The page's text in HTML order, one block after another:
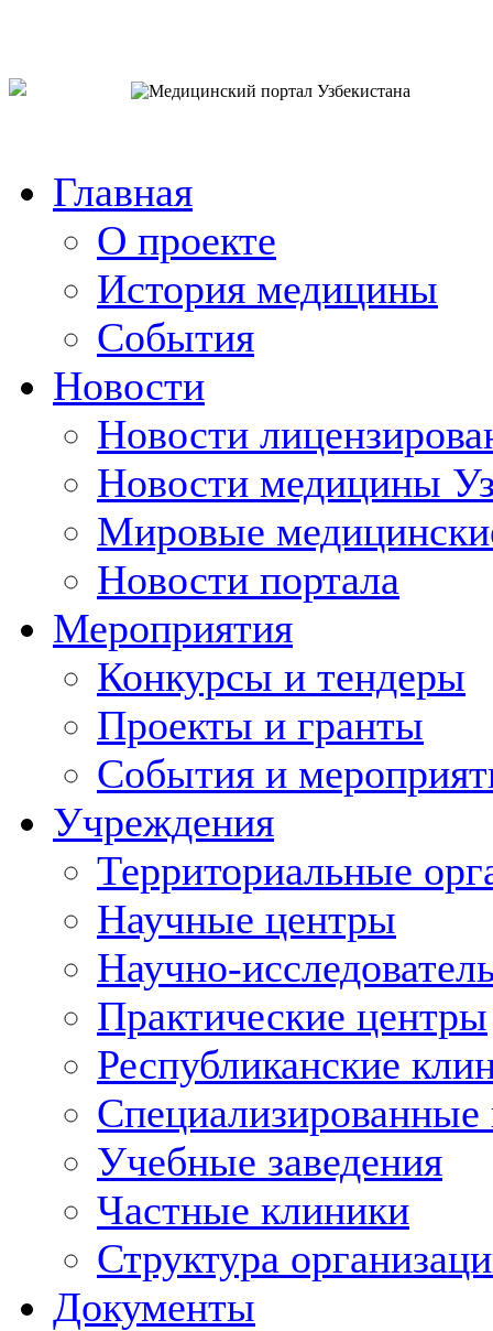
Главная
О проекте
История медицины
События
Новости
Новости
Новости медицины
Мировые
Новости портала
Мероприятия
Конкурсы и тендеры
Проекты и гранты
События и
Учреждения
Территориальные
Научные центры
Научно-
Практические центры
Республиканские
Учебные заведения
Частные клиники
Структура
Документы